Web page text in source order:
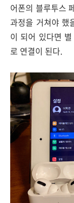
어폰의 블루투스
과정을 거쳐야 했
이 되어 있다면
로 연결이 된다.